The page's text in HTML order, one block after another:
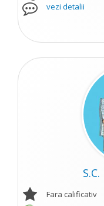
vezi detalii
Fara calificativ